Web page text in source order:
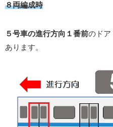
８両編成時
５号車の進行方向１番前のドア
あります。